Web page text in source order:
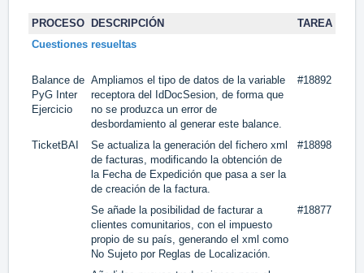
PROCESO DESCRIPCIÓN
TAREA
Cuestiones resueltas
Balance de
PyG Inter
Ejercicio
Ampliamos el tipo de datos de la variable
receptora del IdDocSesion, de forma que
no se produzca un error de
desbordamiento al generar este balance.
#18892
TicketBAI
Se actualiza la generación del fichero xml
de facturas, modificando la obtención de
la Fecha de Expedición que pasa a ser la
de creación de la factura.
#18898
Se añade la posibilidad de facturar a
clientes comunitarios, con el impuesto
propio de su país, generando el xml como
No Sujeto por Reglas de Localización.
#18877